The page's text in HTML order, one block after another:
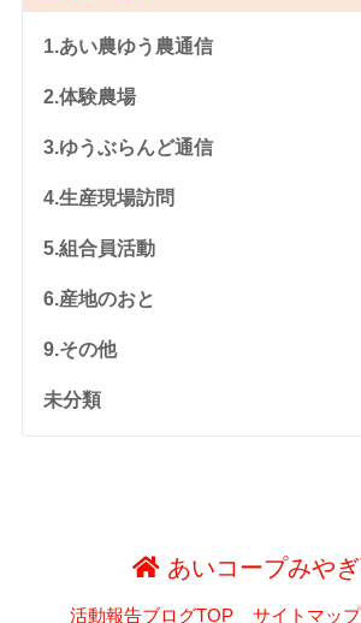
1.あい農ゆう農通信
2.体験農場
3.ゆうぶらんど通信
4.生産現場訪問
5.組合員活動
6.産地のおと
9.その他
未分類
あいコープみや
活動報告ブログTOP サイトマップ